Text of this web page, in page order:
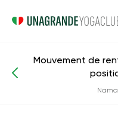
Asanas et exercices
Mouvement de